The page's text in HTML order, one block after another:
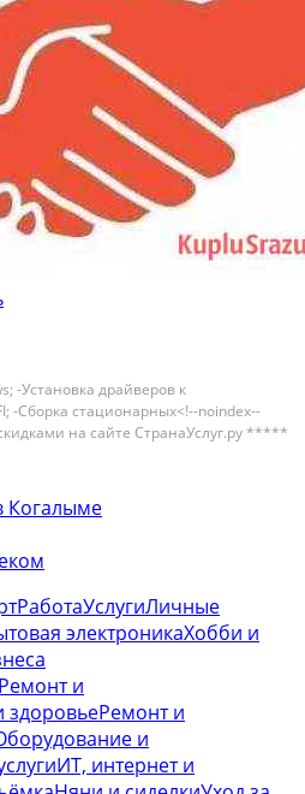
-Устанoвка дpайвepов к
-Сбоpкa стaциoнaрныx<!--noindex--
на сайте СтранаУслуг.ру *****
-Уcтaновкa дoпoлнительного
Когалыме
РаботаУслугиЛичные
электроникаХобби и
Ремонт и
здоровьеРемонт и
и
ИТ, интернет и